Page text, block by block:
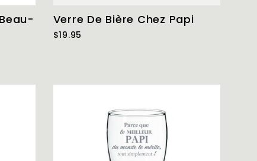
Verre De Bière Chez Papi
$19.95